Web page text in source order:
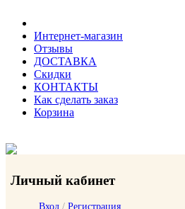
Интернет-магазин
Отзывы
ДОСТАВКА
Скидки
КОНТАКТЫ
Как сделать заказ
Корзина
Личный кабинет
Вход / Регистрация